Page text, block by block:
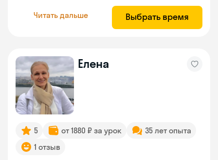
Читать дальше Выбрать время
Елена
5 от 1880 ₽ за урок
35 лет опыта
1 отзыв